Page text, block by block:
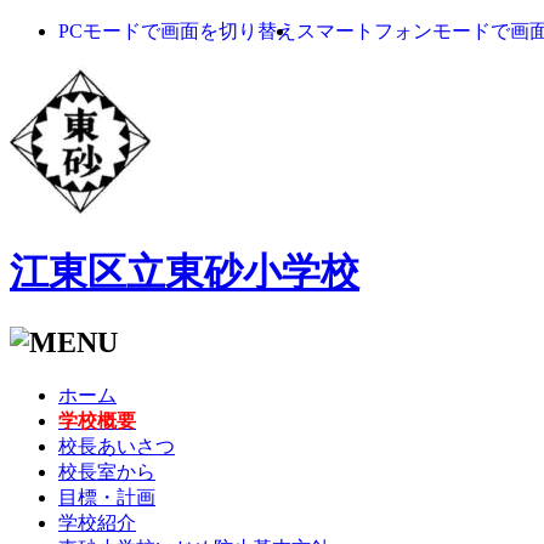
PCモードで画面を切り替え スマートフォンモードで画
江東区立東砂小学校
ホーム
学校概要
校長あいさつ
校長室から
目標・計画
学校紹介